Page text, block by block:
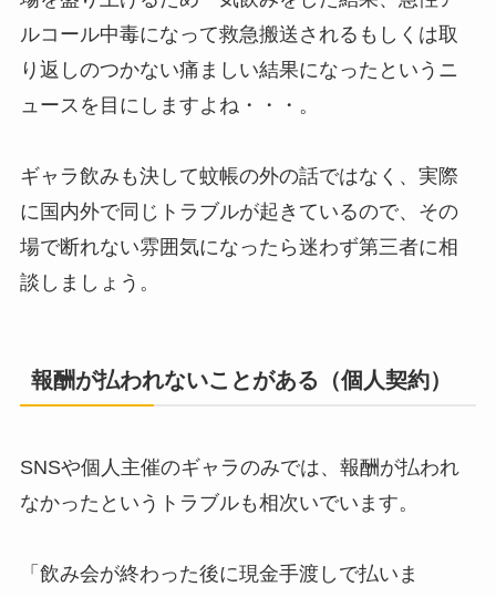
ルコール中毒になって救急搬送されるもしくは取
り返しのつかない痛ましい結果になったというニ
ュースを目にしますよね・・・。
ギャラ飲みも決して蚊帳の外の話ではなく、実際
に国内外で同じトラブルが起きているので、その
場で断れない雰囲気になったら迷わず第三者に相
談しましょう。
報酬が払われないことがある（個人契約）
SNSや個人主催のギャラのみでは、報酬が払われ
なかったというトラブルも相次いでいます。
「飲み会が終わった後に現金手渡しで払いま